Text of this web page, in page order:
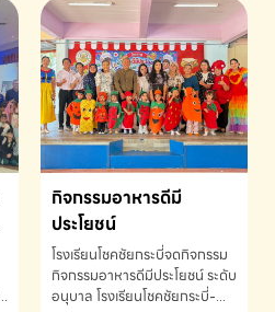
แข่งขันคณิตศาสตร์และคณิตคิด
เร็วนานาชาติ ครั้งที่ 46 ประจำปี
2569 ณ ประเทศสิงคโปร์
INTERNATIONAL
MATHEMATICS AND
MENTAL ARITHMETIC
COMPETITION 2026 - ถ้วย
รางวัลรองชนะเลิศอันดับที่ 2
Mental Arithmetic
Competition K2 - ถ้วยรางวัล
รองชนะเลิศอันดับที่ 2 Mental
K2(Grop) โรงเรียนโชคชัยกระบี่-
สอบถามข้อมูลเพิ่มเติม โทร.
075-691910
กิจกรรมอาหารดีมี
ประโยชน์
โรงเรียนโชคชัยกระบี่จดกิจกรรม
กิจกรรมอาหารดีมีประโยชน์ ระดับ
อนุบาล โรงเรียนโชคชัยกระบี่-